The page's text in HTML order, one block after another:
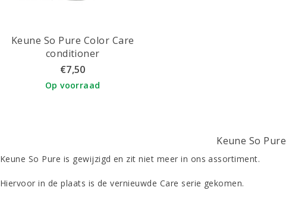
Keune So Pure Color Care
conditioner
€7,50
Op voorraad
Keune So
Keune So Pure is gewijzigd en zit niet meer in ons assortiment.
Hiervoor in de plaats is de vernieuwde Care serie gekomen.